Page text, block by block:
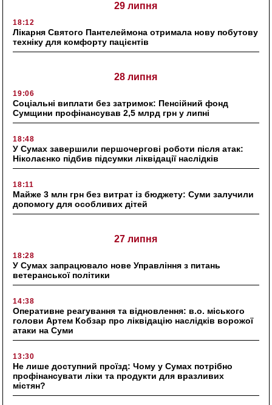
29 липня
18:12
Лікарня Святого Пантелеймона отримала нову побутову
техніку для комфорту пацієнтів
28 липня
19:06
Соціальні виплати без затримок: Пенсійний фонд
Сумщини профінансував 2,5 млрд грн у липні
18:48
У Сумах завершили першочергові роботи після атак:
Ніколаєнко підбив підсумки ліквідації наслідків
18:11
Майже 3 млн грн без витрат із бюджету: Суми залучили
допомогу для особливих дітей
27 липня
18:28
У Сумах запрацювало нове Управління з питань
ветеранської політики
14:38
Оперативне реагування та відновлення: в.о. міського
голови Артем Кобзар про ліквідацію наслідків ворожої
атаки на Суми
13:30
Не лише доступний проїзд: Чому у Сумах потрібно
профінансувати ліки та продукти для вразливих
містян?